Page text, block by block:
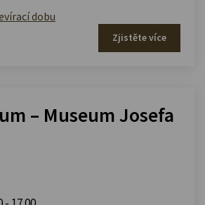
dobu
Zjistěte více
– Museum Josefa